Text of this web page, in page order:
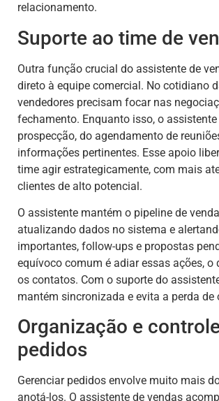
relacionamento.
Suporte ao time de
Outra função crucial do assistente de
direto à equipe comercial. No cotidiano
vendedores precisam focar nas
fechamento. Enquanto isso, o
prospecção, do agendamento de
informações pertinentes. Esse apoio
time agir estrategicamente, com mais
clientes de alto potencial.
O assistente mantém o pipeline de
atualizando dados no sistema e
importantes, follow-ups e propostas
equívoco comum é adiar essas ações, o
os contatos. Com o suporte do
mantém sincronizada e evita a perda de
Organização e
pedidos
Gerenciar pedidos envolve muito mais
anotá-los. O assistente de vendas